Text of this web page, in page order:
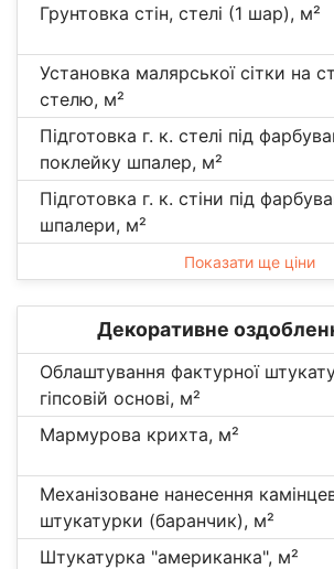
Грунтовка стін, стелі (1 шар), м²
Установка малярської сітки на
стелю, м²
Підготовка г. к. стелі під
поклейку шпалер, м²
Підготовка г. к. стіни під
шпалери, м²
Показати ще ціни
Декоративне
Облаштування фактурної
гіпсовій основі, м²
Мармурова крихта, м²
Механізоване нанесення
штукатурки (баранчик), м²
Штукатурка "американка", м²